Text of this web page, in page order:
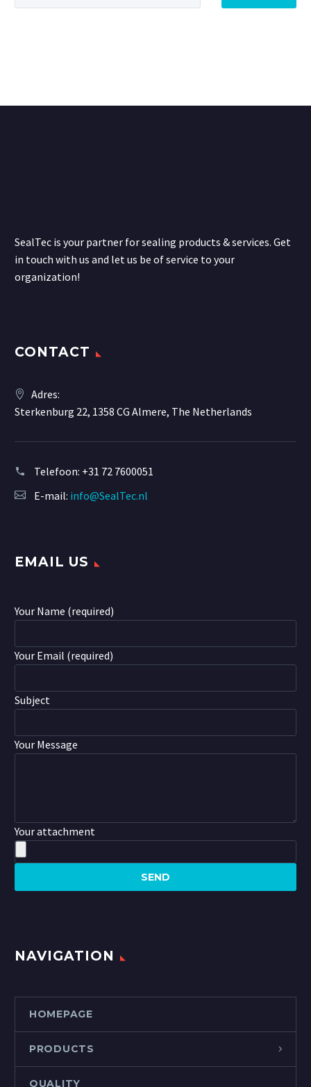
SealTec is your partner for sealing products & services. Get
in touch with us and let us be of service to your
organization!
CONTACT
Adres:
Sterkenburg 22, 1358 CG Almere, The Netherlands
Telefoon: +31 72 7600051
E-mail: info@SealTec.nl
EMAIL US
Your Name (required)
Your Email (required)
Subject
Your Message
Your attachment
NAVIGATION
HOMEPAGE
PRODUCTS
QUALITY